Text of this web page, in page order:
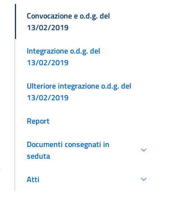
Convocazione e o.d.g. del
13/02/2019
Integrazione o.d.g. del
13/02/2019
Ulteriore integrazione o.d.g. del
13/02/2019
Report
Documenti consegnati in
seduta
Atti